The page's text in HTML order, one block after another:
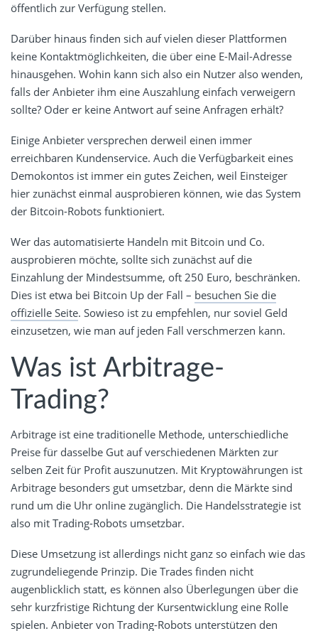
öffentlich zur Verfügung stellen.
Darüber hinaus finden sich auf vielen dieser Plattformen
keine Kontaktmöglichkeiten, die über eine E-Mail-Adresse
hinausgehen. Wohin kann sich also ein Nutzer also wenden,
falls der Anbieter ihm eine Auszahlung einfach verweigern
sollte? Oder er keine Antwort auf seine Anfragen erhält?
Einige Anbieter versprechen derweil einen immer
erreichbaren Kundenservice. Auch die Verfügbarkeit eines
Demokontos ist immer ein gutes Zeichen, weil Einsteiger
hier zunächst einmal ausprobieren können, wie das System
der Bitcoin-Robots funktioniert.
Wer das automatisierte Handeln mit Bitcoin und Co.
ausprobieren möchte, sollte sich zunächst auf die
Einzahlung der Mindestsumme, oft 250 Euro, beschränken.
Dies ist etwa bei Bitcoin Up der Fall – besuchen Sie die
offizielle Seite. Sowieso ist zu empfehlen, nur soviel Geld
einzusetzen, wie man auf jeden Fall verschmerzen kann.
Was ist Arbitrage-
Trading?
Arbitrage ist eine traditionelle Methode, unterschiedliche
Preise für dasselbe Gut auf verschiedenen Märkten zur
selben Zeit für Profit auszunutzen. Mit Kryptowährungen ist
Arbitrage besonders gut umsetzbar, denn die Märkte sind
rund um die Uhr online zugänglich. Die Handelsstrategie ist
also mit Trading-Robots umsetzbar.
Diese Umsetzung ist allerdings nicht ganz so einfach wie das
zugrundeliegende Prinzip. Die Trades finden nicht
augenblicklich statt, es können also Überlegungen über die
sehr kurzfristige Richtung der Kursentwicklung eine Rolle
spielen. Anbieter von Trading-Robots unterstützen den